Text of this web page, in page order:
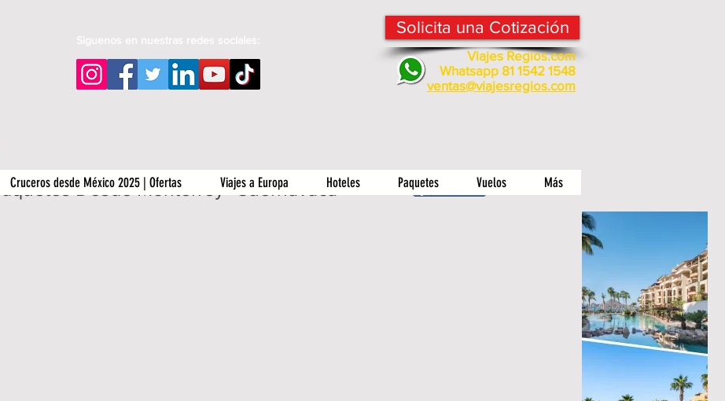
Solicita una Cotización
Viajes Regios.com
Whatsapp 81 1542 1548
ventas@viajesregios.com
Siguenos en nuestras redes sociales:
Cruceros desde México 2025 | Ofertas Viajes a Europa Hoteles Paquetes Vuelos Más
Paquetes Desde Monterrey- Cuernavaca Compartir